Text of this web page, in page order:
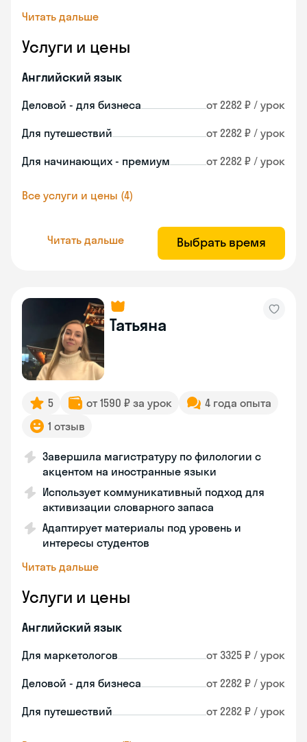
Читать дальше
Услуги и цены
Английский язык
Деловой - для бизнеса от 2282 ₽ / урок
Для путешествий от 2282 ₽ / урок
Для начинающих - премиум от 2282 ₽ / урок
Все услуги и цены (4)
Читать дальше Выбрать время
Татьяна
5 от 1590 ₽ за урок
4 года опыта
1 отзыв
Завершила магистратуру по филологии с
акцентом на иностранные языки
Использует коммуникативный подход для
активизации словарного запаса
Адаптирует материалы под уровень и
интересы студентов
Читать дальше
Услуги и цены
Английский язык
Для маркетологов от 3325 ₽ / урок
Деловой - для бизнеса от 2282 ₽ / урок
Для путешествий от 2282 ₽ / урок